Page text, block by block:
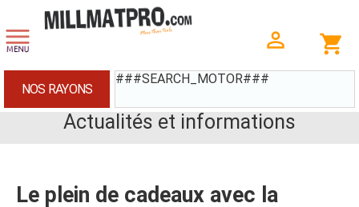
###SEARCH_MOTOR###
NOS RAYONS
Actualités et informations
Le plein de cadeaux avec la